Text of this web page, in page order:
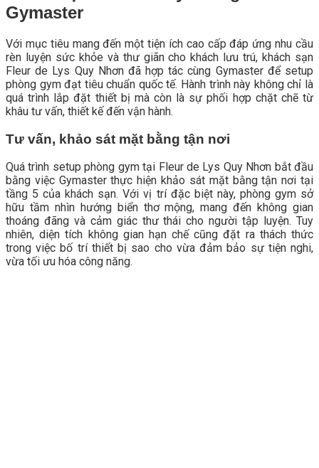
Gymaster
Với mục tiêu mang đến một tiện ích cao cấp đáp ứng nhu cầu
rèn luyện sức khỏe và thư giãn cho khách lưu trú, khách sạn
Fleur de Lys Quy Nhơn đã hợp tác cùng Gymaster để setup
phòng gym đạt tiêu chuẩn quốc tế. Hành trình này không chỉ là
quá trình lắp đặt thiết bị mà còn là sự phối hợp chặt chẽ từ
khâu tư vấn, thiết kế đến vận hành.
Tư vấn, khảo sát mặt bằng tận nơi
Quá trình setup phòng gym tại Fleur de Lys Quy Nhơn bắt đầu
bằng việc Gymaster thực hiện khảo sát mặt bằng tận nơi tại
tầng 5 của khách sạn. Với vị trí đặc biệt này, phòng gym sở
hữu tầm nhìn hướng biển thơ mộng, mang đến không gian
thoáng đãng và cảm giác thư thái cho người tập luyện. Tuy
nhiên, diện tích không gian hạn chế cũng đặt ra thách thức
trong việc bố trí thiết bị sao cho vừa đảm bảo sự tiện nghi,
vừa tối ưu hóa công năng.